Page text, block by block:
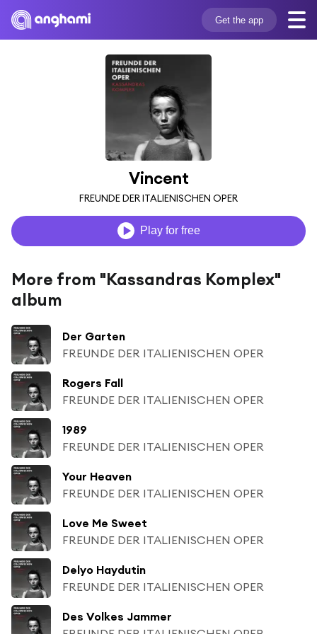
Get the app
Vincent
FREUNDE DER ITALIENISCHEN OPER
Play for free
More from "Kassandras Komplex"
album
Der Garten
FREUNDE DER ITALIENISCHEN OPER
Rogers Fall
FREUNDE DER ITALIENISCHEN OPER
1989
FREUNDE DER ITALIENISCHEN OPER
Your Heaven
FREUNDE DER ITALIENISCHEN OPER
Love Me Sweet
FREUNDE DER ITALIENISCHEN OPER
Delyo Haydutin
FREUNDE DER ITALIENISCHEN OPER
Des Volkes Jammer